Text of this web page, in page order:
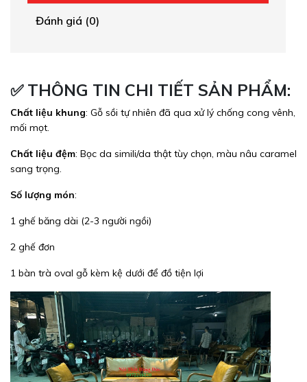
Đánh giá (0)
✅ THÔNG TIN CHI TIẾT SẢN PHẨM:
Chất liệu khung: Gỗ sồi tự nhiên đã qua xử lý chống cong vênh,
mối mọt.
Chất liệu đệm: Bọc da simili/da thật tùy chọn, màu nâu caramel
sang trọng.
Số lượng món:
1 ghế băng dài (2-3 người ngồi)
2 ghế đơn
1 bàn trà oval gỗ kèm kệ dưới để đồ tiện lợi